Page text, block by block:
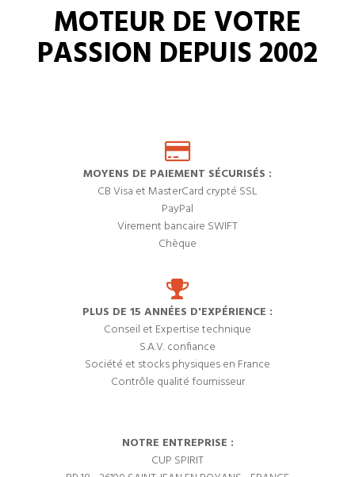
MOTEUR DE VOTRE
PASSION DEPUIS 2002
MOYENS DE PAIEMENT SÉCURISÉS :
CB Visa et MasterCard crypté SSL
PayPal
Virement bancaire SWIFT
Chèque
PLUS DE 15 ANNÉES D'EXPÉRIENCE :
Conseil et Expertise technique
S.A.V. confiance
Société et stocks physiques en France
Contrôle qualité fournisseur
NOTRE ENTREPRISE :
CUP SPIRIT